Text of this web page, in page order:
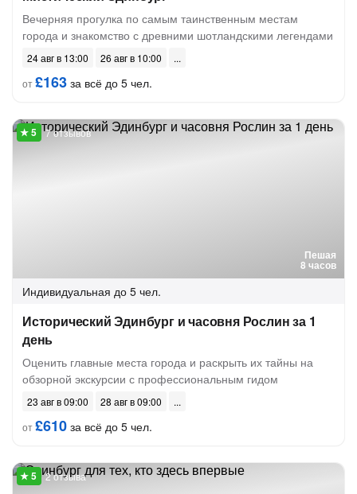
Вечерняя прогулка по самым таинственным местам
города и знакомство с древними шотландскими легендами
24 авг в 13:00
26 авг в 10:00
от£163 за всё до 5 чел.
Пешая
8 часов
7 отзывов
Индивидуальная до 5 чел.
Исторический Эдинбург и часовня Рослин за 1
день
Оценить главные места города и раскрыть их тайны на
обзорной экскурсии с профессиональным гидом
23 авг в 09:00
28 авг в 09:00
от£610 за всё до 5 чел.
2 отзыва